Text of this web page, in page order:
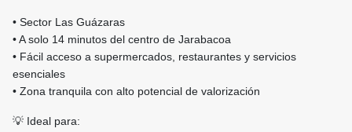
• Sector Las Guázaras
• A solo 14 minutos del centro de Jarabacoa
• Fácil acceso a supermercados, restaurantes y servicios
esenciales
• Zona tranquila con alto potencial de valorización
💡 Ideal para: